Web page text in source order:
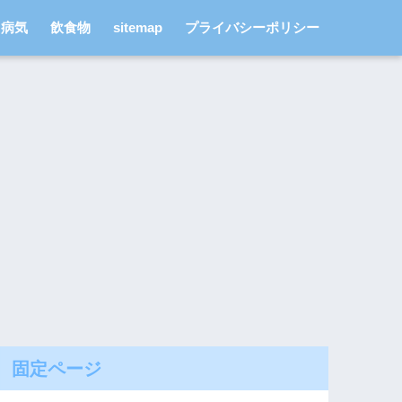
病気 飲食物 sitemap プライバシーポリシー
固定ページ